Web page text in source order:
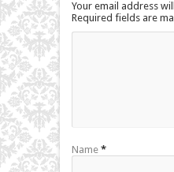
Your email address
Required fields are
Name *